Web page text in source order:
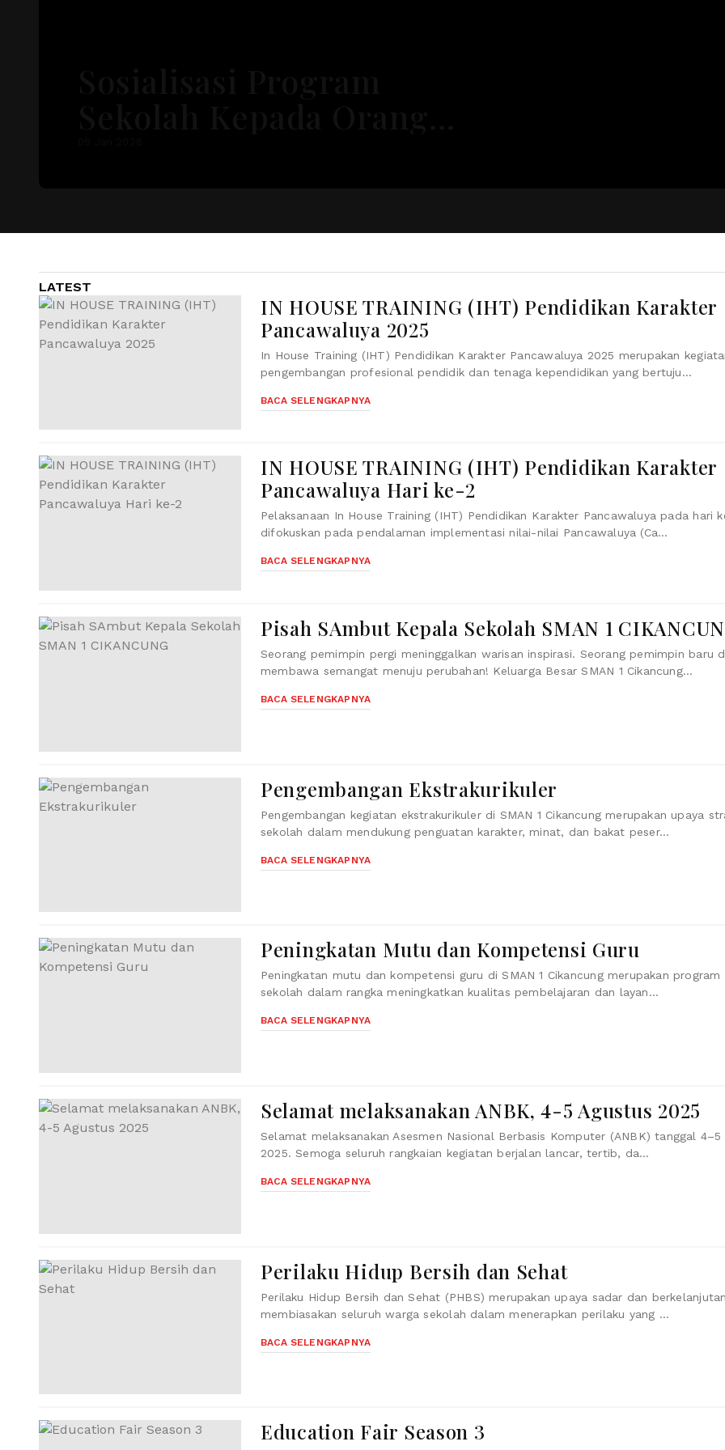
Notulensi di Deskripsi)
LATEST
IN HOUSE TRAINING (IHT) Pendidikan Karakter
Pancawaluya 2025
In House Training (IHT) Pendidikan Karakter Pancawaluya 2025 merupakan
pengembangan profesional pendidik dan tenaga kependidikan yang bertuju...
BACA SELENGKAPNYA
IN HOUSE TRAINING (IHT) Pendidikan Karakter
Pancawaluya Hari ke-2
Pelaksanaan In House Training (IHT) Pendidikan Karakter Pancawaluya pada hari
difokuskan pada pendalaman implementasi nilai-nilai Pancawaluya (Ca...
BACA SELENGKAPNYA
Pisah SAmbut Kepala Sekolah SMAN 1
Seorang pemimpin pergi meninggalkan warisan inspirasi. Seorang pemimpin baru
membawa semangat menuju perubahan! Keluarga Besar SMAN 1 Cikancung...
BACA SELENGKAPNYA
Pengembangan Ekstrakurikuler
Pengembangan kegiatan ekstrakurikuler di SMAN 1 Cikancung merupakan upaya
sekolah dalam mendukung penguatan karakter, minat, dan bakat peser...
BACA SELENGKAPNYA
Peningkatan Mutu dan Kompetensi Guru
Peningkatan mutu dan kompetensi guru di SMAN 1 Cikancung merupakan program
sekolah dalam rangka meningkatkan kualitas pembelajaran dan layan...
BACA SELENGKAPNYA
Selamat melaksanakan ANBK, 4-5 Agustus 2025
Selamat melaksanakan Asesmen Nasional Berbasis Komputer (ANBK) tanggal 4–5
2025. Semoga seluruh rangkaian kegiatan berjalan lancar, tertib, da...
BACA SELENGKAPNYA
Perilaku Hidup Bersih dan Sehat
Perilaku Hidup Bersih dan Sehat (PHBS) merupakan upaya sadar dan
membiasakan seluruh warga sekolah dalam menerapkan perilaku yang ...
BACA SELENGKAPNYA
Education Fair Season 3